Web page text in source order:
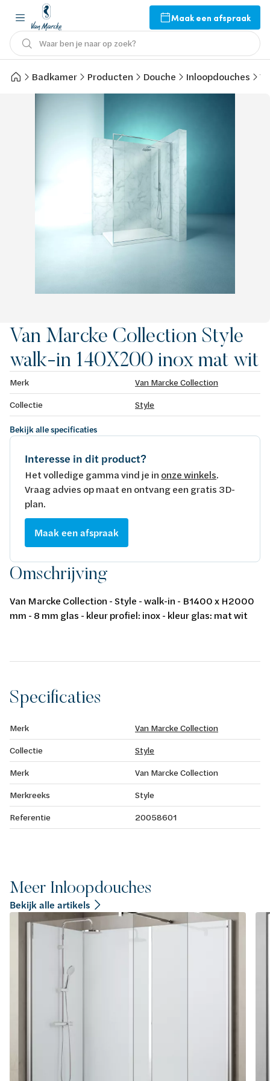
Maak een afspraak
Waar ben je naar op zoek?
Badkamer Producten Douche Inloopdouches
Van Marcke Collection Style
walk-in 140X200 inox mat wit
Merk
Van Marcke Collection
Collectie
Style
Bekijk alle specificaties
Interesse in dit product?
Het volledige gamma vind je in onze winkels.
Vraag advies op maat en ontvang een gratis 3D-
plan.
Maak een afspraak
Omschrijving
Van Marcke Collection - Style - walk-in - B1400 x H2000
mm - 8 mm glas - kleur profiel: inox - kleur glas: mat wit
Specificaties
Merk
Van Marcke Collection
Collectie
Style
Merk
Van Marcke Collection
Merkreeks
Style
Referentie
20058601
Meer Inloopdouches
Bekijk alle artikels